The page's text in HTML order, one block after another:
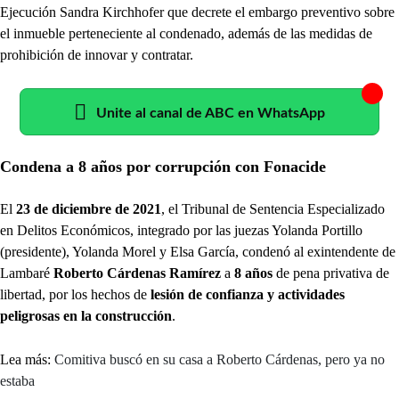
Ejecución Sandra Kirchhofer que decrete el embargo preventivo sobre
el inmueble perteneciente al condenado, además de las medidas de
prohibición de innovar y contratar.
Unite al canal de ABC en WhatsApp
Condena a 8 años por corrupción con Fonacide
El 23 de diciembre de 2021, el Tribunal de Sentencia Especializado
en Delitos Económicos, integrado por las juezas Yolanda Portillo
(presidente), Yolanda Morel y Elsa García, condenó al exintendente de
Lambaré Roberto Cárdenas Ramírez a 8 años de pena privativa de
libertad, por los hechos de lesión de confianza y actividades
peligrosas en la construcción.
Lea más: Comitiva buscó en su casa a Roberto Cárdenas, pero ya no
estaba